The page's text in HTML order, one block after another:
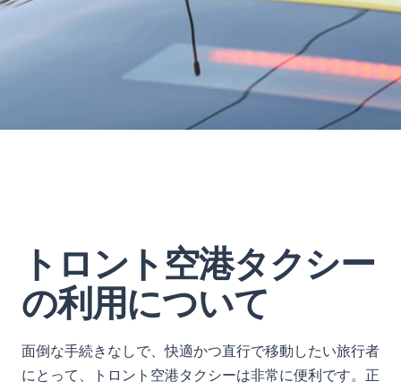
トロント空港タクシー
の利用について
面倒な手続きなしで、快適かつ直行で移動したい旅行者
にとって、トロント空港タクシーは非常に便利です。正